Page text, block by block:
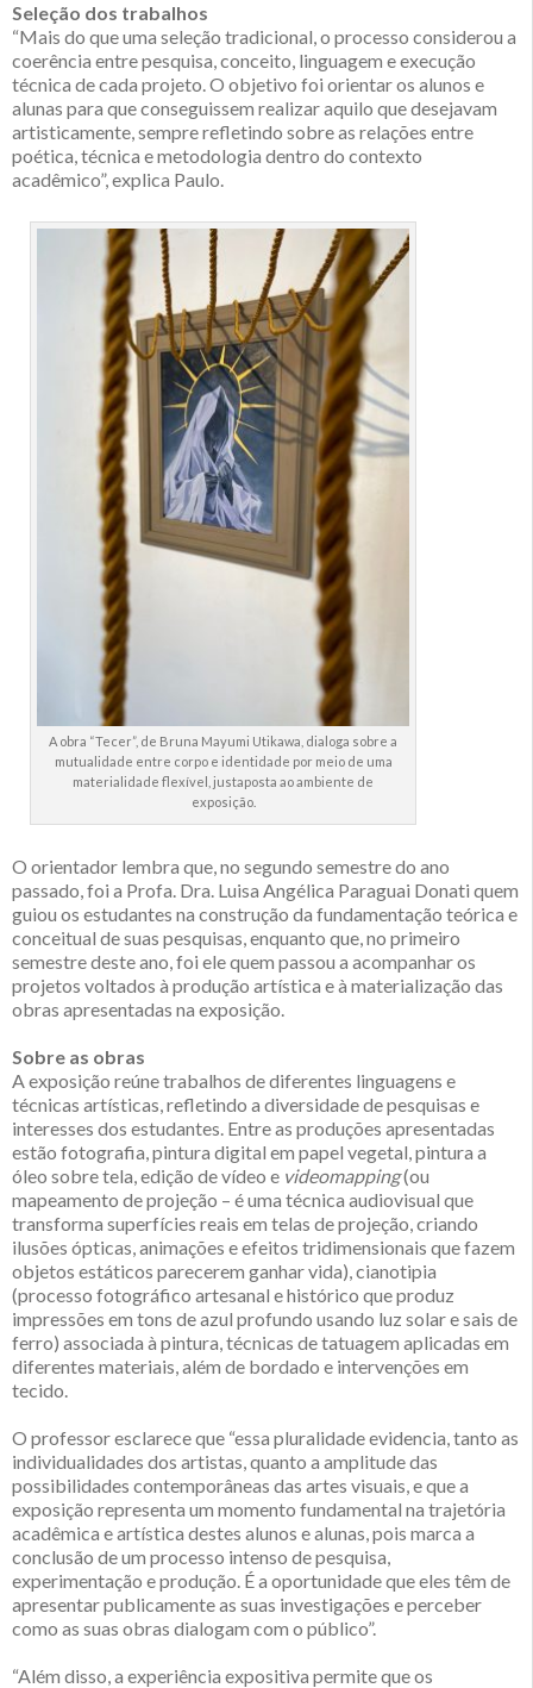
Seleção dos trabalhos
“Mais do que uma seleção tradicional, o processo considerou a
coerência entre pesquisa, conceito, linguagem e execução
técnica de cada projeto. O objetivo foi orientar os alunos e
alunas para que conseguissem realizar aquilo que desejavam
artisticamente, sempre refletindo sobre as relações entre
poética, técnica e metodologia dentro do contexto
acadêmico”, explica Paulo.
A obra “Tecer”, de Bruna Mayumi Utikawa, dialoga sobre a
mutualidade entre corpo e identidade por meio de uma
materialidade flexível, justaposta ao ambiente de
exposição.
O orientador lembra que, no segundo semestre do ano
passado, foi a Profa. Dra. Luisa Angélica Paraguai Donati quem
guiou os estudantes na construção da fundamentação teórica e
conceitual de suas pesquisas, enquanto que, no primeiro
semestre deste ano, foi ele quem passou a acompanhar os
projetos voltados à produção artística e à materialização das
obras apresentadas na exposição.
Sobre as obras
A exposição reúne trabalhos de diferentes linguagens e
técnicas artísticas, refletindo a diversidade de pesquisas e
interesses dos estudantes. Entre as produções apresentadas
estão fotografia, pintura digital em papel vegetal, pintura a
óleo sobre tela, edição de vídeo e videomapping(ou
mapeamento de projeção – é uma técnica audiovisual que
transforma superfícies reais em telas de projeção, criando
ilusões ópticas, animações e efeitos tridimensionais que fazem
objetos estáticos parecerem ganhar vida), cianotipia
(processo fotográfico artesanal e histórico que produz
impressões em tons de azul profundo usando luz solar e sais de
ferro) associada à pintura, técnicas de tatuagem aplicadas em
diferentes materiais, além de bordado e intervenções em
tecido.
O professor esclarece que “essa pluralidade evidencia, tanto as
individualidades dos artistas, quanto a amplitude das
possibilidades contemporâneas das artes visuais, e que a
exposição representa um momento fundamental na trajetória
acadêmica e artística destes alunos e alunas, pois marca a
conclusão de um processo intenso de pesquisa,
experimentação e produção. É a oportunidade que eles têm de
apresentar publicamente as suas investigações e perceber
como as suas obras dialogam com o público”.
“Além disso, a experiência expositiva permite que os